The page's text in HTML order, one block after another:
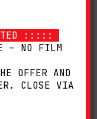
:::::
– NO FILM
OFFER AND
CLOSE VIA